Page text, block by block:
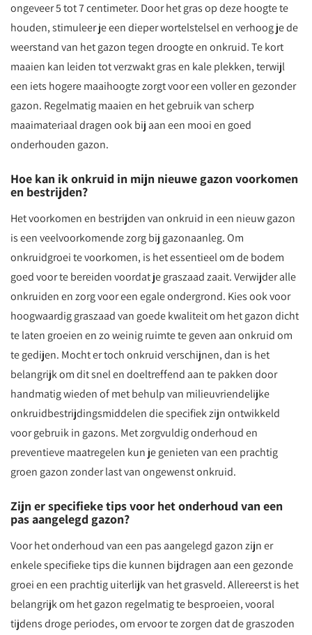
ongeveer 5 tot 7 centimeter. Door het gras op deze hoogte te
houden, stimuleer je een dieper wortelstelsel en verhoog je de
weerstand van het gazon tegen droogte en onkruid. Te kort
maaien kan leiden tot verzwakt gras en kale plekken, terwijl
een iets hogere maaihoogte zorgt voor een voller en gezonder
gazon. Regelmatig maaien en het gebruik van scherp
maaimateriaal dragen ook bij aan een mooi en goed
onderhouden gazon.
Hoe kan ik onkruid in mijn nieuwe gazon voorkomen
en bestrijden?
Het voorkomen en bestrijden van onkruid in een nieuw gazon
is een veelvoorkomende zorg bij gazonaanleg. Om
onkruidgroei te voorkomen, is het essentieel om de bodem
goed voor te bereiden voordat je graszaad zaait. Verwijder alle
onkruiden en zorg voor een egale ondergrond. Kies ook voor
hoogwaardig graszaad van goede kwaliteit om het gazon dicht
te laten groeien en zo weinig ruimte te geven aan onkruid om
te gedijen. Mocht er toch onkruid verschijnen, dan is het
belangrijk om dit snel en doeltreffend aan te pakken door
handmatig wieden of met behulp van milieuvriendelijke
onkruidbestrijdingsmiddelen die specifiek zijn ontwikkeld
voor gebruik in gazons. Met zorgvuldig onderhoud en
preventieve maatregelen kun je genieten van een prachtig
groen gazon zonder last van ongewenst onkruid.
Zijn er specifieke tips voor het onderhoud van een
pas aangelegd gazon?
Voor het onderhoud van een pas aangelegd gazon zijn er
enkele specifieke tips die kunnen bijdragen aan een gezonde
groei en een prachtig uiterlijk van het grasveld. Allereerst is het
belangrijk om het gazon regelmatig te besproeien, vooral
tijdens droge periodes, om ervoor te zorgen dat de graszoden